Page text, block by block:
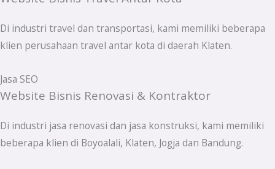
Di industri travel dan transportasi, kami memiliki beberapa
klien perusahaan travel antar kota di daerah Klaten.
Jasa SEO
Website Bisnis Renovasi & Kontraktor
Di industri jasa renovasi dan jasa konstruksi, kami memiliki
beberapa klien di Boyoalali, Klaten, Jogja dan Bandung.